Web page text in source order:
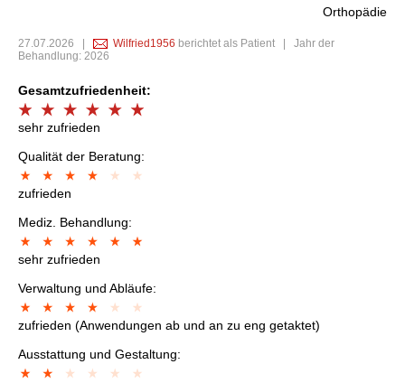
Orthopädie
27.07.2026 Wilfried1956 berichtet als Patient | Jahr der
Behandlung: 2026
Gesamtzufriedenheit:
sehr zufrieden
Qualität der Beratung:
zufrieden
Mediz. Behandlung:
sehr zufrieden
Verwaltung und Abläufe:
zufrieden (Anwendungen ab und an zu eng getaktet)
Ausstattung und Gestaltung: